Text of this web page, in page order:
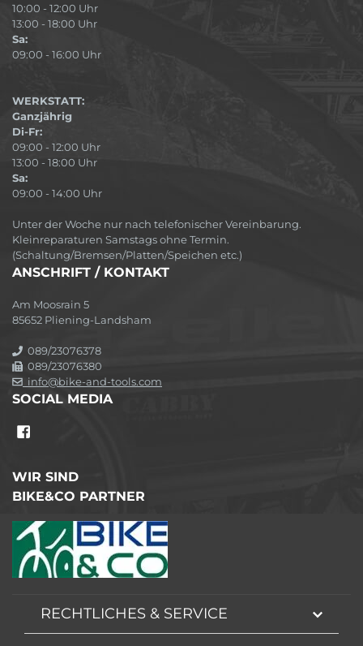
10:00 - 12:00 Uhr
13:00 - 18:00 Uhr
Sa:
09:00 - 16:00 Uhr
WERKSTATT:
Ganzjährig
Di-Fr:
09:00 - 12:00 Uhr
13:00 - 18:00 Uhr
Sa:
09:00 - 14:00 Uhr
Unter der Woche nur nach telefonischer Vereinbarung.
Kleinreparaturen Samstags ohne Termin.
(Schaltung/Bremsen/Platten/Speichen etc.)
ANSCHRIFT / KONTAKT
Am Moosrain 5
85652 Pliening-Landsham
089/23076378
089/23076380
info@bike-and-tools.com
SOCIAL MEDIA
WIR SIND
BIKE&CO PARTNER
RECHTLICHES & SERVICE